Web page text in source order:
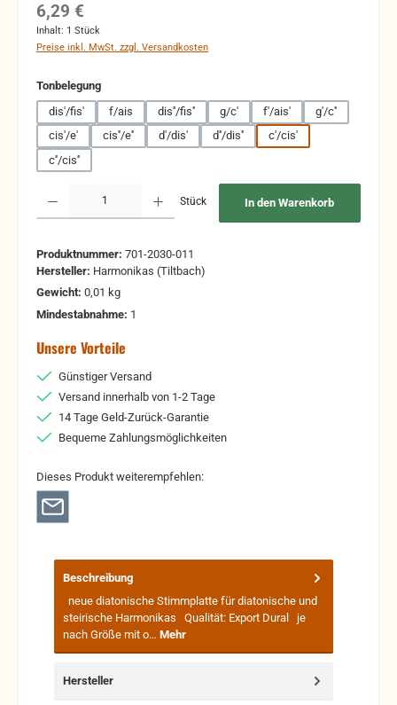
Regulärer Preis:
6,29 €
Inhalt: 1 Stück
Preise inkl. MwSt. zzgl. Versandkosten
Tonbelegungauswählen
dis'/fis'
f/ais dis''/fis'' g/c' f'/ais'
g'/c''
cis'/e'
cis''/e'' d'/dis' d''/dis''
c'/cis'
c''/cis''
Stück In den Warenkorb
Produktnummer: 701-2030-011
Hersteller: Harmonikas (Tiltbach)
Gewicht: 0,01 kg
Mindestabnahme: 1
Unsere Vorteile
Günstiger Versand
Versand innerhalb von 1-2 Tage
14 Tage Geld-Zurück-Garantie
Bequeme Zahlungsmöglichkeiten
Dieses Produkt weiterempfehlen:
Beschreibung
neue diatonische Stimmplatte für diatonische und
steirische Harmonikas Qualität: Export Dural je
nach Größe mit o… Mehr
Hersteller